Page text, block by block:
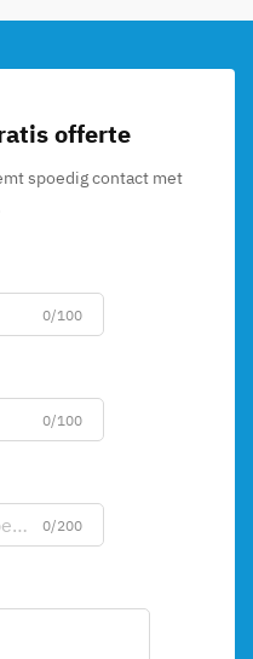
offerte
spoedig contact met
0/100
0/100
0/200